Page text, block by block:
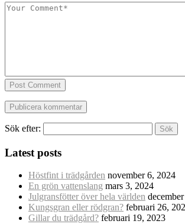
Post Comment
Sök efter:
Latest posts
Höstfint i trädgården november 6, 2024
En grön vattenslang mars 3, 2024
Julgransfötter över hela världen
Kungsgran eller rödgran? februari 26,
Gillar du trädgård? februari 19, 2023